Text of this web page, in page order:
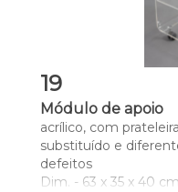
19
Módulo de apoio
acrílico, com
substituído e
defeitos
Dim. - 63 x 35 x 40 cm